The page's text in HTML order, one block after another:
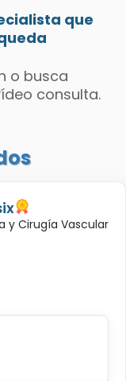
que
o busca
consulta.
y Cirugía Vascular